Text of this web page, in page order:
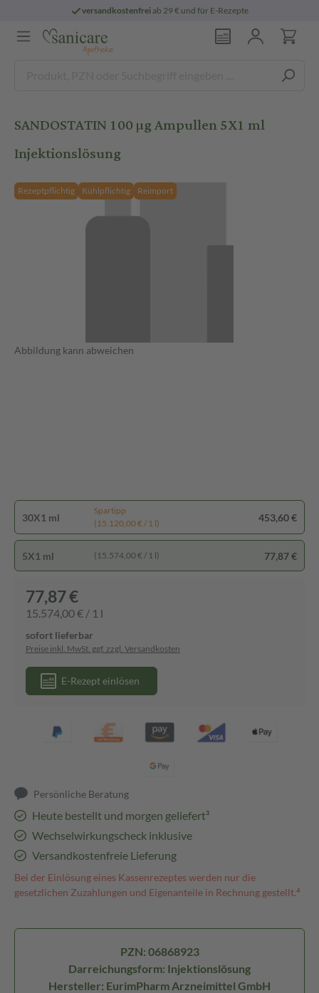
versandkostenfreiab 29 € und für E-Rezepte
SANDOSTATIN 100 µg Ampullen 5X1 ml
Injektionslösung
Rezeptpflichtig Kühlpflichtig Reimport
Abbildung kann abweichen
30X1 ml
Spartipp
(15.120,00 € / 1 l)
453,60 €
5X1 ml (15.574,00 € / 1 l) 77,87 €
77,87 €
15.574,00 € / 1 l
sofort lieferbar
Preise inkl. MwSt. ggf. zzgl. Versandkosten
E-Rezept einlösen
Persönliche Beratung
Heute bestellt und morgen geliefert³
Wechselwirkungscheck inklusive
Versandkostenfreie Lieferung
Bei der Einlösung eines Kassenrezeptes werden nur die
gesetzlichen Zuzahlungen und Eigenanteile in Rechnung gestellt.⁴
PZN: 06868923
Darreichungsform: Injektionslösung
Hersteller: EurimPharm Arzneimittel GmbH